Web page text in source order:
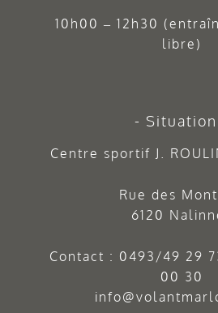
10h00 – 12h30
libre)
Situation
Centre sportif J.
Rue des
6120
Contact : 0493/49 29
00 30